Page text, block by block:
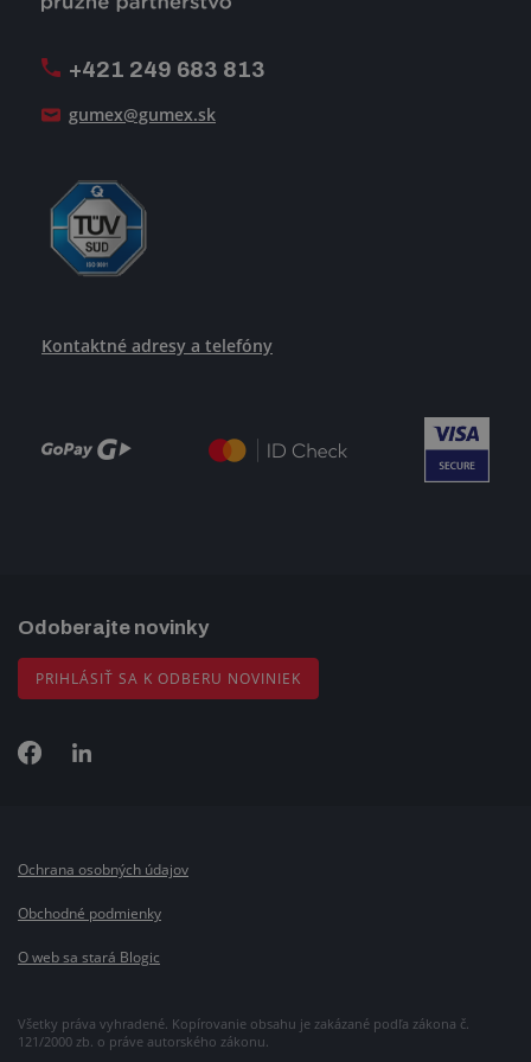
+421 249 683 813
gumex@gumex.sk
Kontaktné adresy a telefóny
Firemný časopis Géčko
Odoberajte novinky
PRIHLÁSIŤ SA K ODBERU NOVINIEK
Všetky práva vyhradené. Kopírovanie obsahu je zakázané podľa zákona č.
121/2000 zb. o práve autorského zákonu.
Ochrana osobných údajov
Obchodné podmienky
O web sa stará Blogic